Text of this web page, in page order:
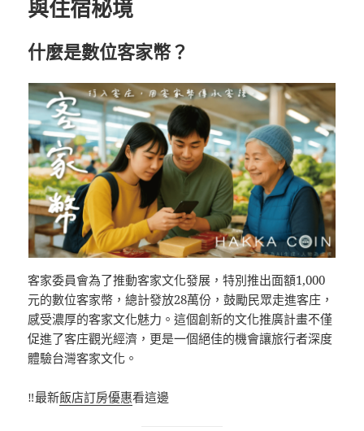
與住宿秘境
什麼是數位客家幣？
客家委員會為了推動客家文化發展，特別推出面額1,000
元的數位客家幣，總計發放28萬份，鼓勵民眾走進客庄，
感受濃厚的客家文化魅力。這個創新的文化推廣計畫不僅
促進了客庄觀光經濟，更是一個絕佳的機會讓旅行者深度
體驗台灣客家文化。
‼️最新飯店訂房優惠看這邊